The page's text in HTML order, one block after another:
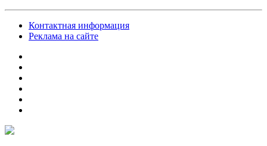
Контактная информация
Реклама на сайте